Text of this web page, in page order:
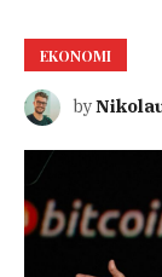
EKONOMI
by